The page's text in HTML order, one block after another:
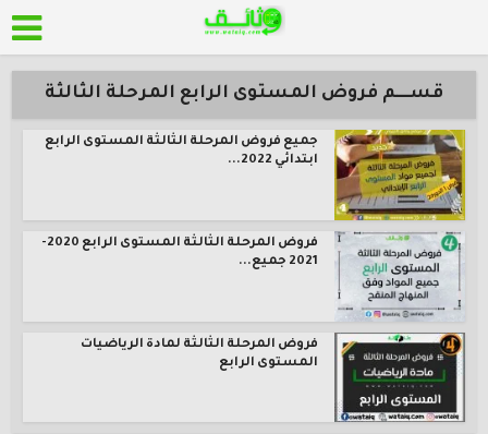
قســــم فروض المستوى الرابع المرحلة الثالثة
جميع فروض المرحلة الثالثة المستوى الرابع
ابتدائي 2022...
فروض المرحلة الثالثة المستوى الرابع 2020-
2021 جميع...
فروض المرحلة الثالثة لمادة الرياضيات
المستوى الرابع